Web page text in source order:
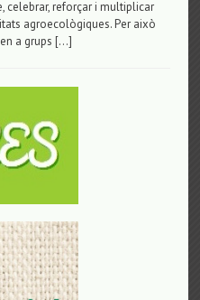
celebrar, reforçar i multiplicar
agroecològiques. Per això
a grups […]